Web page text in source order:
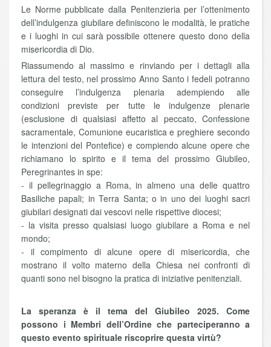
Le Norme pubblicate dalla Penitenzieria per l’ottenimento
dell’indulgenza giubilare definiscono le modalità, le pratiche
e i luoghi in cui sarà possibile ottenere questo dono della
misericordia di Dio.
Riassumendo al massimo e rinviando per i dettagli alla
lettura del testo, nel prossimo Anno Santo i fedeli potranno
conseguire l’indulgenza plenaria adempiendo alle
condizioni previste per tutte le indulgenze plenarie
(esclusione di qualsiasi affetto al peccato, Confessione
sacramentale, Comunione eucaristica e preghiere secondo
le intenzioni del Pontefice) e compiendo alcune opere che
richiamano lo spirito e il tema del prossimo Giubileo,
Peregrinantes in spe:
- il pellegrinaggio a Roma, in almeno una delle quattro
Basiliche papali; in Terra Santa; o in uno dei luoghi sacri
giubilari designati dai vescovi nelle rispettive diocesi;
- la visita presso qualsiasi luogo giubilare a Roma e nel
mondo;
- il compimento di alcune opere di misericordia, che
mostrano il volto materno della Chiesa nei confronti di
quanti sono nel bisogno la pratica di iniziative penitenziali.
La speranza è il tema del Giubileo 2025. Come
possono i Membri dell’Ordine che parteciperanno a
questo evento spirituale riscoprire questa virtù?